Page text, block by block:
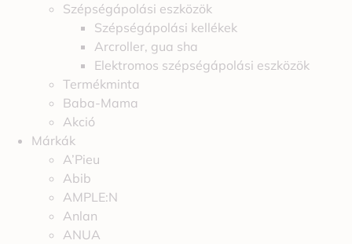
Szépségápolási eszközök
Szépségápolási kellékek
Arcroller, gua sha
Elektromos szépségápolási eszközök
Termékminta
Baba-Mama
Akció
Márkák
A’Pieu
Abib
AMPLE:N
Anlan
ANUA